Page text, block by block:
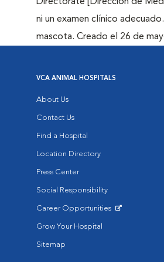
ni un examen clínico
mascota. Creado el 26 de
VCA ANIMAL HOSPITALS
About Us
Contact Us
Find a Hospital
Location Directory
Press Center
Social Responsibility
Career Opportunities
Grow Your Hospital
Sitemap